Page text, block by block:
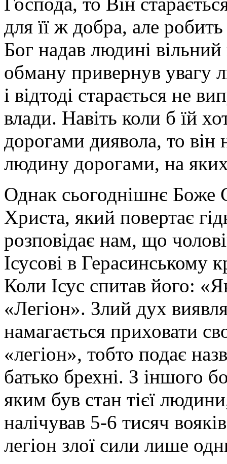
для її ж добра, але
Бог надав людині
обману привернув увагу
і відтоді старається не
влади. Навіть коли б їй
дорогами диявола, то
людину дорогами, на
Однак сьогоднішнє Боже
Христа, який повертає
розповідає нам, що
Ісусові в Герасинському
Коли Ісус спитав його:
«Легіон». Злий дух
намагається приховати
«легіон», тобто подає
батько брехні. З іншого
яким був стан тієї
налічував 5-6 тисяч
легіон злої сили лише